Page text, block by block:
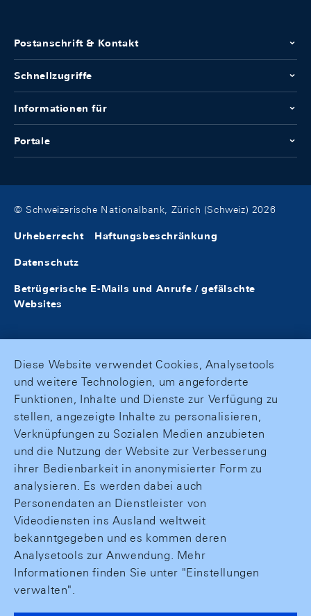
Postanschrift & Kontakt
Schnellzugriffe
Informationen für
Portale
© Schweizerische Nationalbank, Zürich (Schweiz) 2026
Urheberrecht Haftungsbeschränkung
Datenschutz
Betrügerische E-Mails und Anrufe / gefälschte
Websites
Diese Website verwendet Cookies, Analysetools
und weitere Technologien, um angeforderte
Funktionen, Inhalte und Dienste zur Verfügung zu
stellen, angezeigte Inhalte zu personalisieren,
Verknüpfungen zu Sozialen Medien anzubieten
und die Nutzung der Website zur Verbesserung
ihrer Bedienbarkeit in anonymisierter Form zu
analysieren. Es werden dabei auch
Personendaten an Dienstleister von
Videodiensten ins Ausland weltweit
bekanntgegeben und es kommen deren
Analysetools zur Anwendung. Mehr
Informationen finden Sie unter "Einstellungen
verwalten".